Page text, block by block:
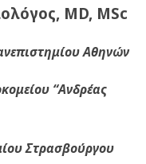
MD, MSc
Αθηνών
“Ανδρέας
Στρασβούργου